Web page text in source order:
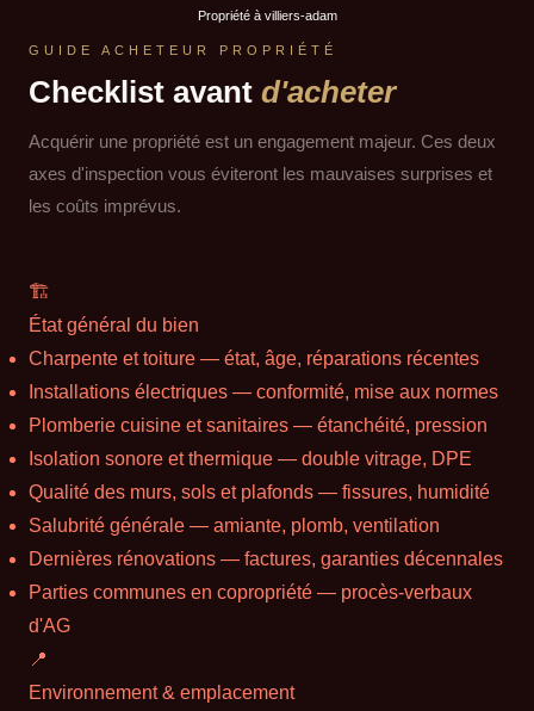
Propriété à villiers-adam
GUIDE ACHETEUR PROPRIÉTÉ
Checklist avant d'acheter
Acquérir une propriété est un engagement majeur. Ces deux
axes d'inspection vous éviteront les mauvaises surprises et
les coûts imprévus.
🏗
État général du bien
Charpente et toiture — état, âge, réparations récentes
Installations électriques — conformité, mise aux normes
Plomberie cuisine et sanitaires — étanchéité, pression
Isolation sonore et thermique — double vitrage, DPE
Qualité des murs, sols et plafonds — fissures, humidité
Salubrité générale — amiante, plomb, ventilation
Dernières rénovations — factures, garanties décennales
Parties communes en copropriété — procès-verbaux
d'AG
📍
Environnement & emplacement